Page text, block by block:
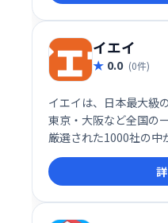
イエイ
0.0 (0件)
イエイは、日本最大級
東京・大阪など全国の
厳選された1000社の中
最短60秒で査定価格
会社を見つけられます。